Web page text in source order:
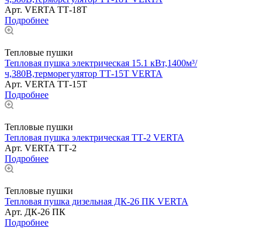
Арт. VERTA ТТ-18Т
Подробнее
Тепловые пушки
Тепловая пушка электрическая 15.1 кВт,1400м³/
ч,380В,терморегулятор ТТ-15Т VERTA
Арт. VERTA ТТ-15Т
Подробнее
Тепловые пушки
Тепловая пушка электрическая ТТ-2 VERTA
Арт. VERTA ТТ-2
Подробнее
Тепловые пушки
Тепловая пушка дизельная ДК-26 ПК VERTA
Арт. ДК-26 ПК
Подробнее